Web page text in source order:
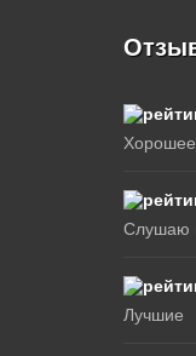
Слушаю
Лучшие